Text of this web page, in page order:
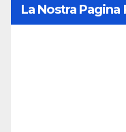
La Nostra Pagina